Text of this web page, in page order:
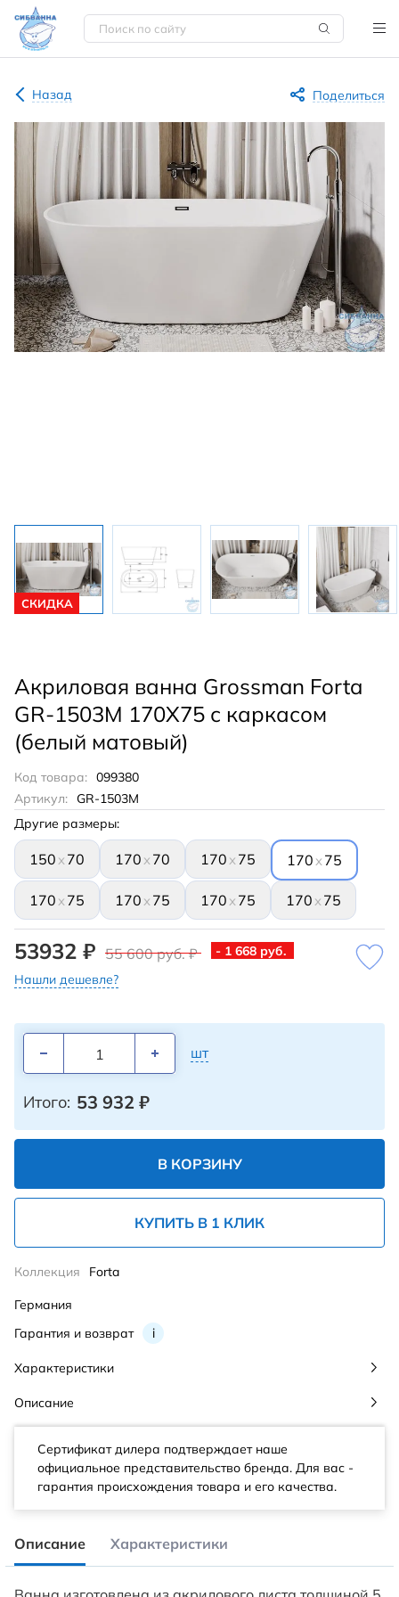
Назад Поделиться
СКИДКА
Акриловая ванна Grossman Forta
GR-1503M 170X75 с каркасом
(белый матовый)
Код товара: 099380
Артикул:
GR-1503M
Другие размеры:
150 x 70 170 x 70 170 x 75 170 x 75
170 x 75 170 x 75 170 x 75 170 x 75
53932 ₽ 55 600 руб. ₽
- 1 668 руб.
Нашли дешевле?
шт
Итого: 53 932 ₽
В КОРЗИНУ
КУПИТЬ В 1 КЛИК
Гарантия и возврат i
Коллекция Forta
Германия
Характеристики
Описание
Сертификат дилера подтверждает наше
официальное представительство бренда. Для вас -
гарантия происхождения товара и его качества.
Описание Характеристики